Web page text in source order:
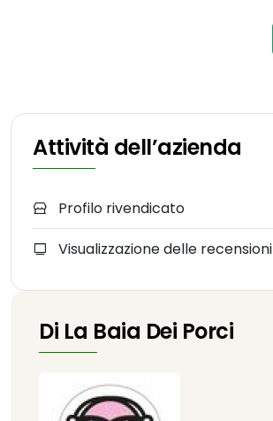
Attività dell’azienda
Profilo rivendicato
Visualizzazione delle recensioni
Di La Baia Dei Porci